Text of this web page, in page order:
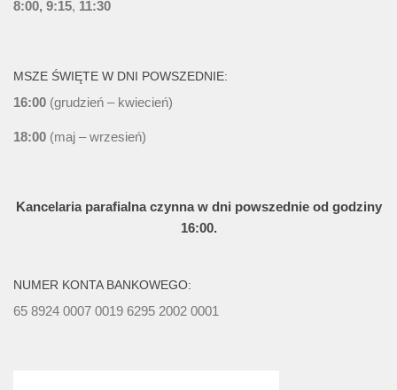
8:00, 9:15, 11:30
MSZE ŚWIĘTE W DNI POWSZEDNIE:
16:00 (grudzień – kwiecień)
18:00 (maj – wrzesień)
Kancelaria parafialna czynna w dni powszednie od godziny
16:00.
NUMER KONTA BANKOWEGO:
65 8924 0007 0019 6295 2002 0001